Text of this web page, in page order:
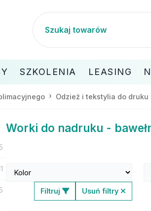
SZKOLENIA LEASING
Odzież i tekstylia do
Worki do nadruku -
Filtruj Usuń filtry